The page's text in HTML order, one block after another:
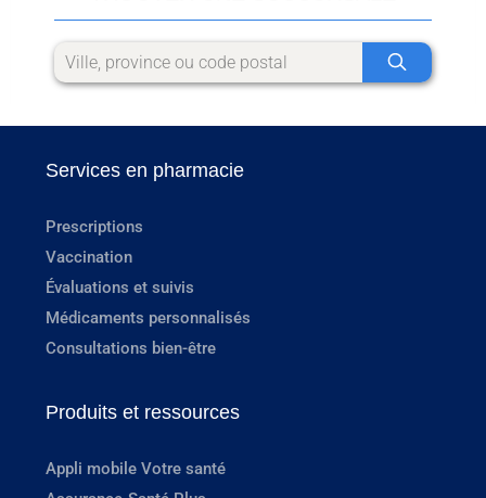
Services en pharmacie
Prescriptions
Vaccination
Évaluations et suivis
Médicaments personnalisés
Consultations bien-être
Produits et ressources
Appli mobile Votre santé